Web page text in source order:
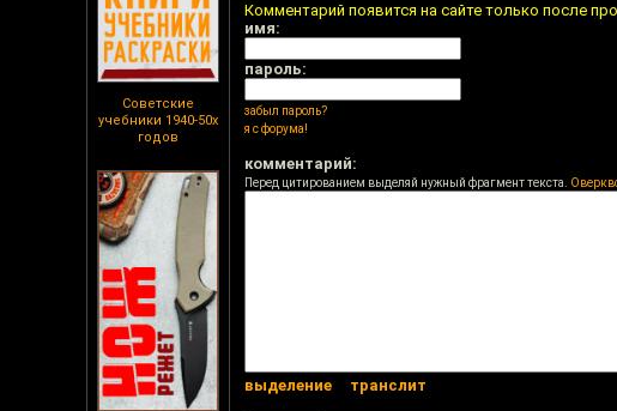
Советские
учебники 1940-50х
годов
Комментарий появится на сайте только после
имя:
пароль:
забыл пароль?
я с форума!
комментарий:
Перед цитированием выделяй нужный фрагмент текста.
выделение транслит